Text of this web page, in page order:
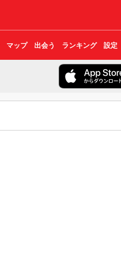
マップ 出会う ランキング 設定